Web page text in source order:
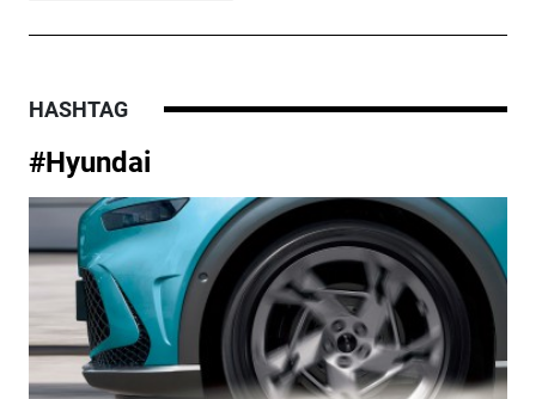
HASHTAG
#Hyundai